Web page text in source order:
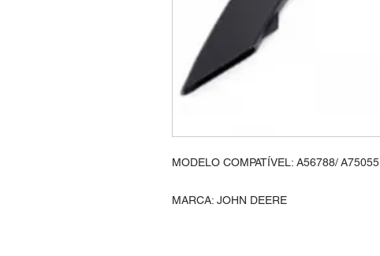
MODELO COMPATÍVEL: A56788/ A75055
MARCA: JOHN DEERE